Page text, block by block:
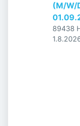
(M/W/
89438